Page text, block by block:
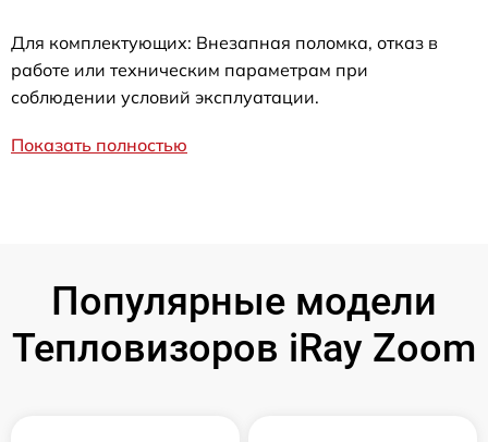
Для комплектующих: Внезапная поломка, отказ в
работе или техническим параметрам при
соблюдении условий эксплуатации.
Показать полностью
Популярные модели
Тепловизоров iRay Zoom